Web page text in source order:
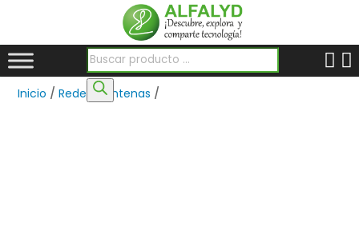
Búsqueda de productos
Inicio /Redes /Antenas /